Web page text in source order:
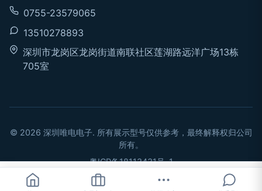
0755-23579065
13510278893
深圳市龙岗区龙岗街道南联社区莲湖路远洋广场13栋
705室
© 2026 深圳唯电电子. 所有展示型号仅供参考，最终解释权归公司
所有。
粤ICP备18113431号-1